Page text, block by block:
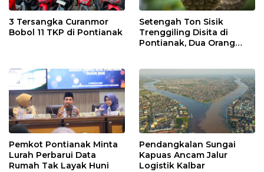
3 Tersangka Curanmor
Bobol 11 TKP di Pontianak
Setengah Ton Sisik
Trenggiling Disita di
Pontianak, Dua Orang
Pemkot Pontianak Minta
Lurah Perbarui Data
Rumah Tak Layak Huni
Pendangkalan Sungai
Kapuas Ancam Jalur
Logistik Kalbar